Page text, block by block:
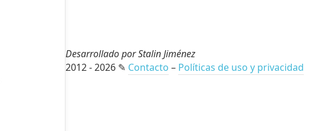
Desarrollado por Stalin Jiménez
2012 - 2026 ✎ Contacto – Políticas de uso y privacidad